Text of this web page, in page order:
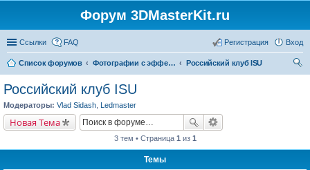
Форум 3DMasterKit.ru
Ссылки FAQ Вход
Регистрация
Список форумов Фотографии с эффектом стерео, варио, 3D, анимации, морфинга
Российский клуб ISU
Российский клуб ISU
Модераторы: Vlad Sidash Ledmaster
Новая Тема
3 тем • Страница 1 из 1
Темы